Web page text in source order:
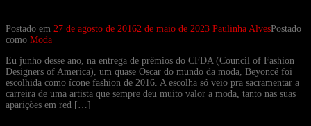
Postado em 27 de agosto de 20162 de maio de 2023 Paulinha AlvesPostado
como Moda
Eu junho desse ano, na entrega de prêmios do CFDA (Council of Fashion
Designers of America), um quase Oscar do mundo da moda, Beyoncé foi
escolhida como ícone fashion de 2016. A escolha só veio pra sacramentar a
carreira de uma artista que sempre deu muito valor a moda, tanto nas suas
aparições em red […]